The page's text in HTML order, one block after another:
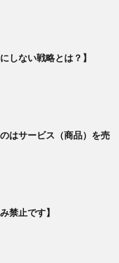
しない戦略とは？】
はサービス（商品）を売
禁止です】